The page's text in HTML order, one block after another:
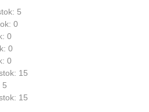
5
0
0
0
0
15
5
15